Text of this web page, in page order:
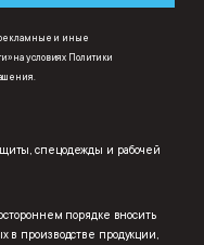
рекламные и иные
на условиях Политики
.
спецодежды и рабочей
порядке вносить
в производстве продукции,